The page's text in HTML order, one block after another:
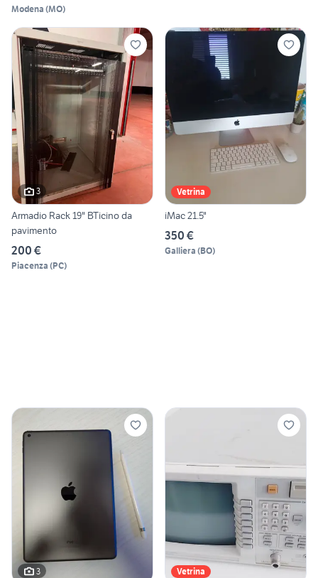
Modena (MO)
3
Armadio Rack 19" BTicino da
pavimento
200 €
Piacenza (PC)
Vetrina
iMac 21.5"
350 €
Galliera (BO)
3 Vetrina